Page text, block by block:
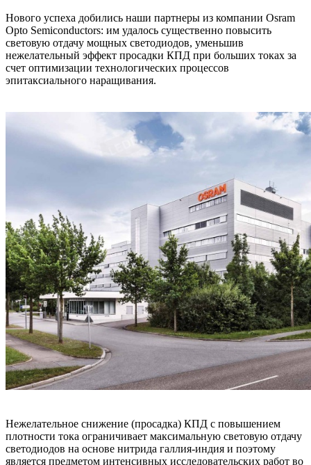
Нового успеха добились наши партнеры из компании Osram
Opto Semiconductors: им удалось существенно повысить
световую отдачу мощных светодиодов, уменьшив
нежелательный эффект просадки КПД при больших токах за
счет оптимизации технологических процессов
эпитаксиального наращивания.
Нежелательное снижение (просадка) КПД с повышением
плотности тока ограничивает максимальную световую отдачу
светодиодов на основе нитрида галлия-индия и поэтому
является предметом интенсивных исследовательских работ во